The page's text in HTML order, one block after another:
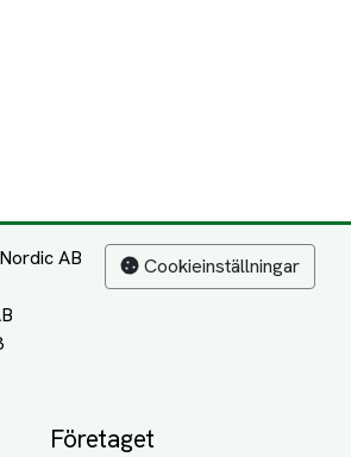
AB Cookieinställningar
Företaget